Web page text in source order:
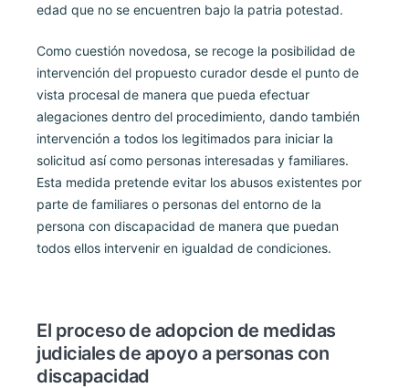
edad que no se encuentren bajo la patria potestad.
Como cuestión novedosa, se recoge la posibilidad de
intervención del propuesto curador desde el punto de
vista procesal de manera que pueda efectuar
alegaciones dentro del procedimiento, dando también
intervención a todos los legitimados para iniciar la
solicitud así como personas interesadas y familiares.
Esta medida pretende evitar los abusos existentes por
parte de familiares o personas del entorno de la
persona con discapacidad de manera que puedan
todos ellos intervenir en igualdad de condiciones.
El proceso de adopcion de medidas
judiciales de apoyo a personas con
discapacidad